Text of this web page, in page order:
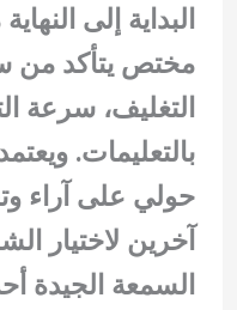
البداية إلى
مختص يتأكد من
التغليف، سرعة
بالتعليمات.
حولي على آراء
آخرين لاختيار
السمعة الجيدة